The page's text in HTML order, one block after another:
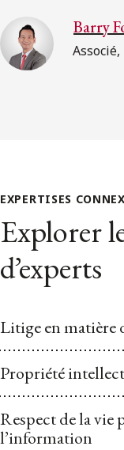
Barry
EXPERTISES
Explorer
d’experts
Litige en
Propriété
Respect de la vie
l’information